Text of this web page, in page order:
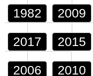
1982 2009
2017 2015
2006 2010